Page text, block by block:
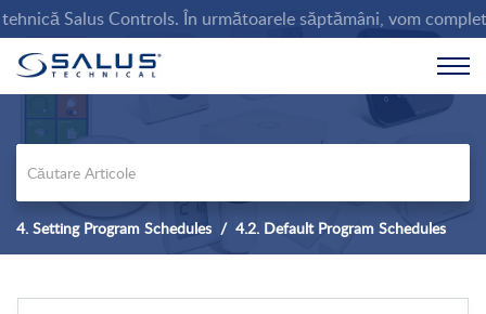
Salus Controls. În următoarele săptămâni, vom
4. Setting Program Schedules 4.2. Default Program Schedules